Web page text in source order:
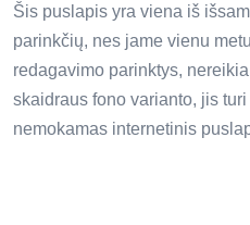
Šis puslapis yra viena iš
parinkčių, nes jame vienu
redagavimo parinktys,
skaidraus fono varianto, jis
nemokamas internetinis